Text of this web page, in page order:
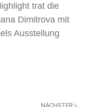
trat die
Dimitrova mit
Ausstellung
NÄCHSTER